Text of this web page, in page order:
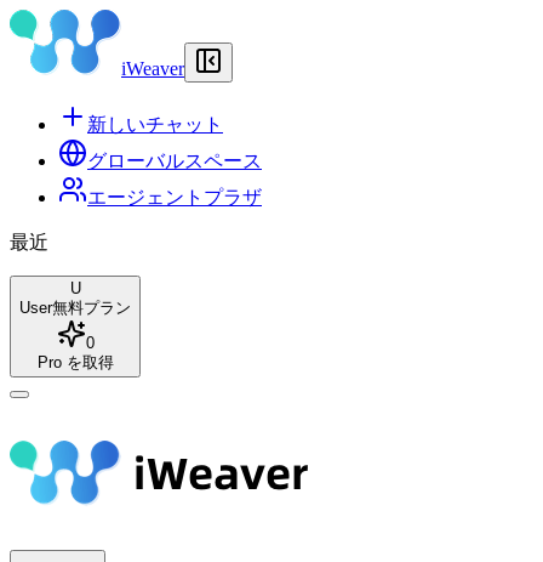
iWeaver
新しいチャット
グローバルスペース
エージェントプラザ
最近
U
User無料プラン
0
Pro を取得